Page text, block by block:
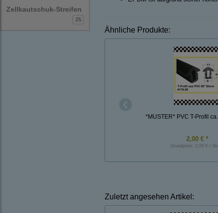
Zellkautschuk-Streifen
25
Ähnliche Produkte:
*MUSTER* PVC T-Profil
2,00 € *
Grundpreis: 2,00 € /
Zuletzt angesehen Artikel: